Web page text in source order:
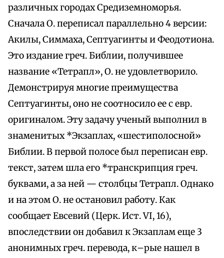
различных городах Средиземноморья.
Сначала О. переписал параллельно 4 версии:
Акилы, Симмаха, Септуагинты и Феодотиона.
Это издание греч. Библии, получившее
название «Тетрапл», О. не удовлетворило.
Демонстрируя многие преимущества
Септуагинты, оно не соотносило ее с евр.
оригиналом. Эту задачу ученый выполнил в
знаменитых *Экзаплах, «шестиполосной»
Библии. В первой полосе был переписан евр.
текст, затем шла его *транскрипция греч.
буквами, а за ней — столбцы Тетрапл. Однако
и на этом О. не остановил работу. Как
сообщает Евсевий (Церк. Ист. VI, 16),
впоследствии он добавил к Экзаплам еще 3
анонимных греч. перевода, к–рые нашел в